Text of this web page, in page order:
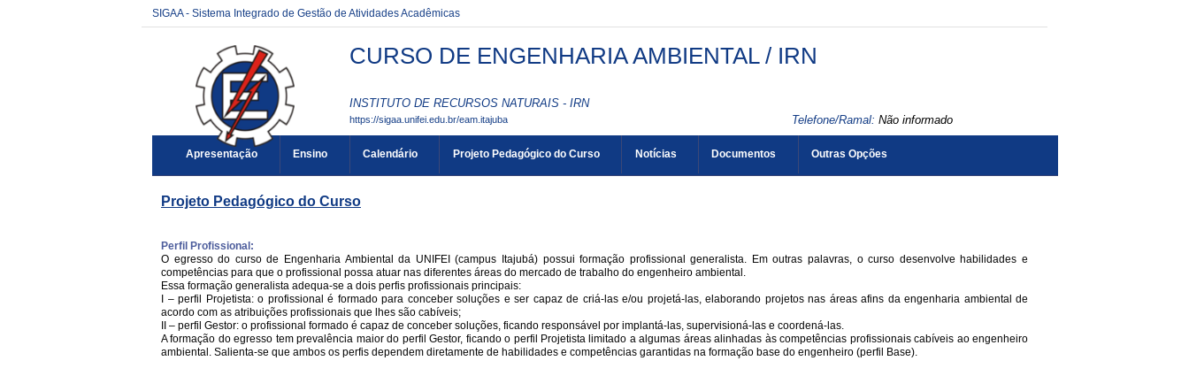
SIGAA - Sistema Integrado de Gestão de Atividades Acadêmicas
CURSO DE ENGENHARIA AMBIENTAL / IRN
INSTITUTO DE RECURSOS NATURAIS - IRN
Telefone/Ramal: Não informado
https://sigaa.unifei.edu.br/eam.itajuba
Apresentação Ensino Calendário Projeto Pedagógico do Curso Notícias Documentos Outras Opções
Projeto Pedagógico do Curso
Perfil Profissional:
O egresso do curso de Engenharia Ambiental da UNIFEI (campus Itajubá) possui formação profissional generalista. Em outras palavras, o curso desenvolve habilidades e
competências para que o profissional possa atuar nas diferentes áreas do mercado de trabalho do engenheiro ambiental.
Essa formação generalista adequa-se a dois perfis profissionais principais:
I – perfil Projetista: o profissional é formado para conceber soluções e ser capaz de criá-las e/ou projetá-las, elaborando projetos nas áreas afins da engenharia ambiental de
acordo com as atribuições profissionais que lhes são cabíveis;
II – perfil Gestor: o profissional formado é capaz de conceber soluções, ficando responsável por implantá-las, supervisioná-las e coordená-las.
A formação do egresso tem prevalência maior do perfil Gestor, ficando o perfil Projetista limitado a algumas áreas alinhadas às competências profissionais cabíveis ao engenheiro
ambiental. Salienta-se que ambos os perfis dependem diretamente de habilidades e competências garantidas na formação base do engenheiro (perfil Base).